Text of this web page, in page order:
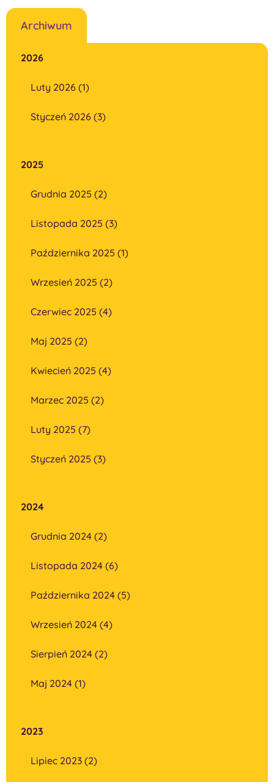
Archiwum
2026
Luty 2026 (1)
Styczeń 2026 (3)
2025
Grudnia 2025 (2)
Listopada 2025 (3)
Października 2025 (1)
Wrzesień 2025 (2)
Czerwiec 2025 (4)
Maj 2025 (2)
Kwiecień 2025 (4)
Marzec 2025 (2)
Luty 2025 (7)
Styczeń 2025 (3)
2024
Grudnia 2024 (2)
Listopada 2024 (6)
Października 2024 (5)
Wrzesień 2024 (4)
Sierpień 2024 (2)
Maj 2024 (1)
2023
Lipiec 2023 (2)